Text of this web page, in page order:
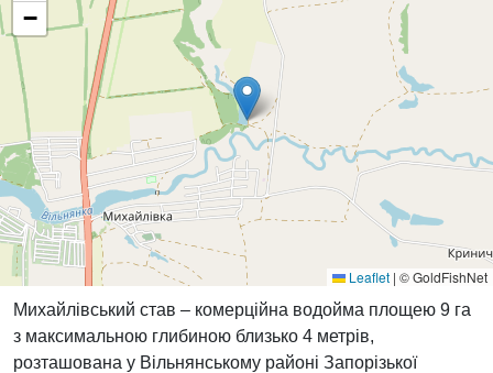
−
Leaflet | © GoldFishNet
Михайлівський став – комерційна водойма площею 9 га
з максимальною глибиною близько 4 метрів,
розташована у Вільнянському районі Запорізької